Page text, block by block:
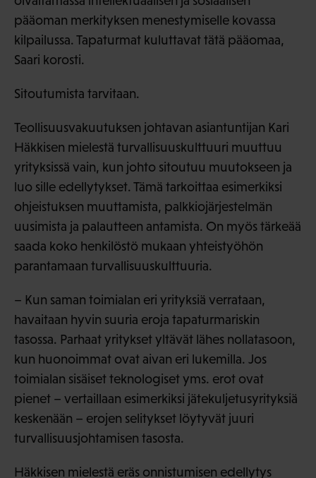
pääoman merkityksen menestymiselle kovassa
kilpailussa. Tapaturmat kuluttavat tätä pääomaa,
Saari korosti.
Sitoutumista tarvitaan.
Teollisuusvakuutuksen johtavan asiantuntijan Kari
Häkkisen mielestä turvallisuuskulttuuri muuttuu
yrityksissä vain, kun johto sitoutuu muutokseen ja
luo sille edellytykset. Tämä tarkoittaa esimerkiksi
ohjeistuksen muuttamista, palkkiojärjestelmän
uusimista ja palautteen antamista. On myös tärkeää
saada koko henkilöstö mukaan yhteistyöhön
parantamaan turvallisuuskulttuuria.
– Kun saman toimialan eri yrityksiä verrataan,
havaitaan hyvin suuria eroja tapaturmariskin
tasossa. Parhaat yritykset yltävät lähes nollatasoon,
kun huonoimmat ovat aivan eri lukemilla. Jos
toimialan sisäiset teknologiset yms. erot ovat
pienet – vertaillaan esimerkiksi jätekuljetusyrityksiä
keskenään – erojen selitykset löytyvät juuri
turvallisuusjohtamisen tasosta.
Häkkisen mielestä eräs onnistumisen edellytys